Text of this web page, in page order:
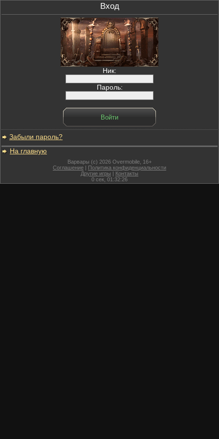
Вход
Ник:
Пароль:
Забыли пароль?
На главную
Варвары (c) 2026 Overmobile, 16+
Соглашение | Политика конфиденциальности
Другие игры | Контакты
0 сек, 01:32:26